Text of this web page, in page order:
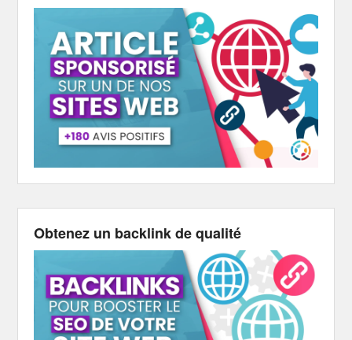
Obtenez un backlink de qualité